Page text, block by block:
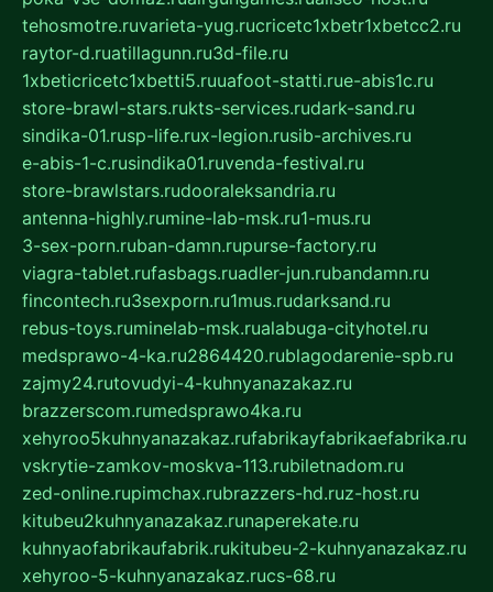
tehosmotre.ruvarieta-yug.rucricetc1xbetr1xbetcc2.ru
raytor-d.ruatillagunn.ru3d-file.ru
1xbeticricetc1xbetti5.ruuafoot-statti.rue-abis1c.ru
store-brawl-stars.rukts-services.rudark-sand.ru
sindika-01.rusp-life.rux-legion.rusib-archives.ru
e-abis-1-c.rusindika01.ruvenda-festival.ru
store-brawlstars.rudooraleksandria.ru
antenna-highly.rumine-lab-msk.ru1-mus.ru
3-sex-porn.ruban-damn.rupurse-factory.ru
viagra-tablet.rufasbags.ruadler-jun.rubandamn.ru
fincontech.ru3sexporn.ru1mus.rudarksand.ru
rebus-toys.ruminelab-msk.rualabuga-cityhotel.ru
medsprawo-4-ka.ru2864420.rublagodarenie-spb.ru
zajmy24.rutovudyi-4-kuhnyanazakaz.ru
brazzerscom.rumedsprawo4ka.ru
xehyroo5kuhnyanazakaz.rufabrikayfabrikaefabrika.ru
vskrytie-zamkov-moskva-113.rubiletnadom.ru
zed-online.rupimchax.rubrazzers-hd.ruz-host.ru
kitubeu2kuhnyanazakaz.runaperekate.ru
kuhnyaofabrikaufabrik.rukitubeu-2-kuhnyanazakaz.ru
xehyroo-5-kuhnyanazakaz.rucs-68.ru